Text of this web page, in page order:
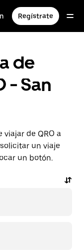
Regístrate
de
- San
de QRO a
un viaje
un botón.